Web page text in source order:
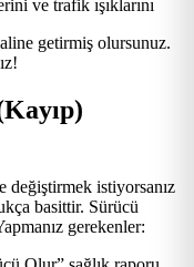
ve trafik ışıklarını
getirmiş olursunuz.
istiyorsanız
basittir. Sürücü
gerekenler: